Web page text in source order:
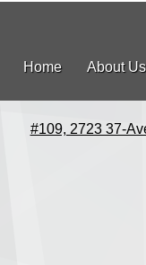
Home About Us
#109, 2723 37-